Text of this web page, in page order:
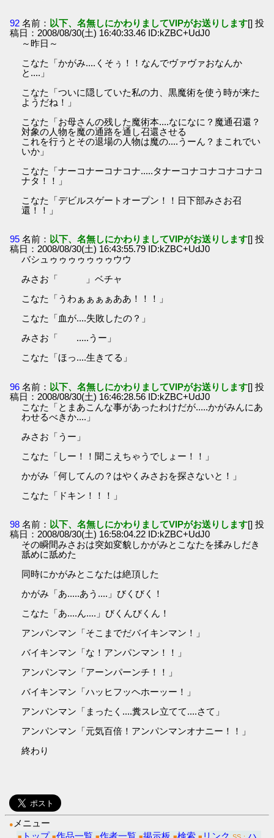
92 名前： 以下、名無しにかわりましてVIPがお送りします[] 投
稿日：2008/08/30(土) 16:40:33.46 ID:kZBC+UdJ0
～昨日～
こなた「かがみ....くそぅ！！なんでヴァヴァおなんか
と....」
こなた「ついに隠していた私の力、黒魔術を使う時が来た
ようだね！」
こなた「お母さんの残した魔術本....なになに？魔通召還？
対象の人物を魔の通路を通し召還させる
これを行うとその退場の人物は魔の....うーん？まこれでい
いか」
こなた「ナーコナーコナコナ.....タナーコナコナコナコナコ
ナタ！！」
こなた「デビルスゲートオープン！！日下部みさお召
還！！」
95 名前： 以下、名無しにかわりましてVIPがお送りします[] 投
稿日：2008/08/30(土) 16:43:55.79 ID:kZBC+UdJ0
バシュゥゥゥゥゥゥゥウウ
みさお「 」ベチャ
こなた「うわぁぁぁぁああ！！！」
こなた「血が....失敗したの？」
みさお「 .....うー」
こなた「ほっ....生きてる」
96 名前： 以下、名無しにかわりましてVIPがお送りします[] 投
稿日：2008/08/30(土) 16:46:28.56 ID:kZBC+UdJ0
こなた「とまあこんな事があったわけだが.....かがみんにあ
わせるべきか....」
みさお「うー」
こなた「しー！！聞こえちゃうでしょー！！」
かがみ「何してんの？はやくみさおを探さないと！」
こなた「ドキン！！！」
98 名前： 以下、名無しにかわりましてVIPがお送りします[] 投
稿日：2008/08/30(土) 16:58:04.22 ID:kZBC+UdJ0
その瞬間みさおは突如変貌しかがみとこなたを揉みしだき
舐めに舐めた
同時にかがみとこなたは絶頂した
かがみ「あ.....あう....」びくびく！
こなた「あ....ん....」びくんびくん！
アンパンマン「そこまでだバイキンマン！」
バイキンマン「な！アンパンマン！！」
アンパンマン「アーンパーンチ！！」
バイキンマン「ハッヒフッヘホーッー！」
アンパンマン「まったく....糞スレ立てて....さて」
アンパンマン「元気百倍！アンパンマンオナニー！！」
終わり
● メニュー